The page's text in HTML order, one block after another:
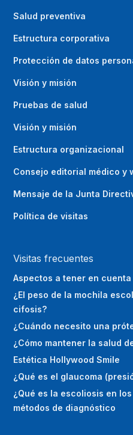
Salud preventiva
Estructura corporativa
Protección de datos
Visión y misión
Pruebas de salud
Visión y misión
Estructura organizacional
Consejo editorial médico y
Mensaje de la Junta
Política de visitas
Visitas frecuentes
Aspectos a tener en
¿El peso de la mochila
cifosis?
¿Cuándo necesito una
¿Cómo mantener la salud
Estética Hollywood Smile
¿Qué es el glaucoma
¿Qué es la escoliosis en
métodos de diagnóstico